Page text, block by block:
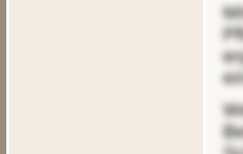
Mit dem sogenannten "Pflege-Bahr" wird die gesetzliche
Wer im Alter zum Pflegefall wird, kann den finanziellen